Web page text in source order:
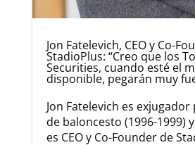
Jon Fatelevich, CEO y Co-
StadioPlus: “Creo que los
Securities, cuando esté el
disponible, pegarán muy
Jon Fatelevich es
de baloncesto (1996-1999)
es CEO y Co-Founder de